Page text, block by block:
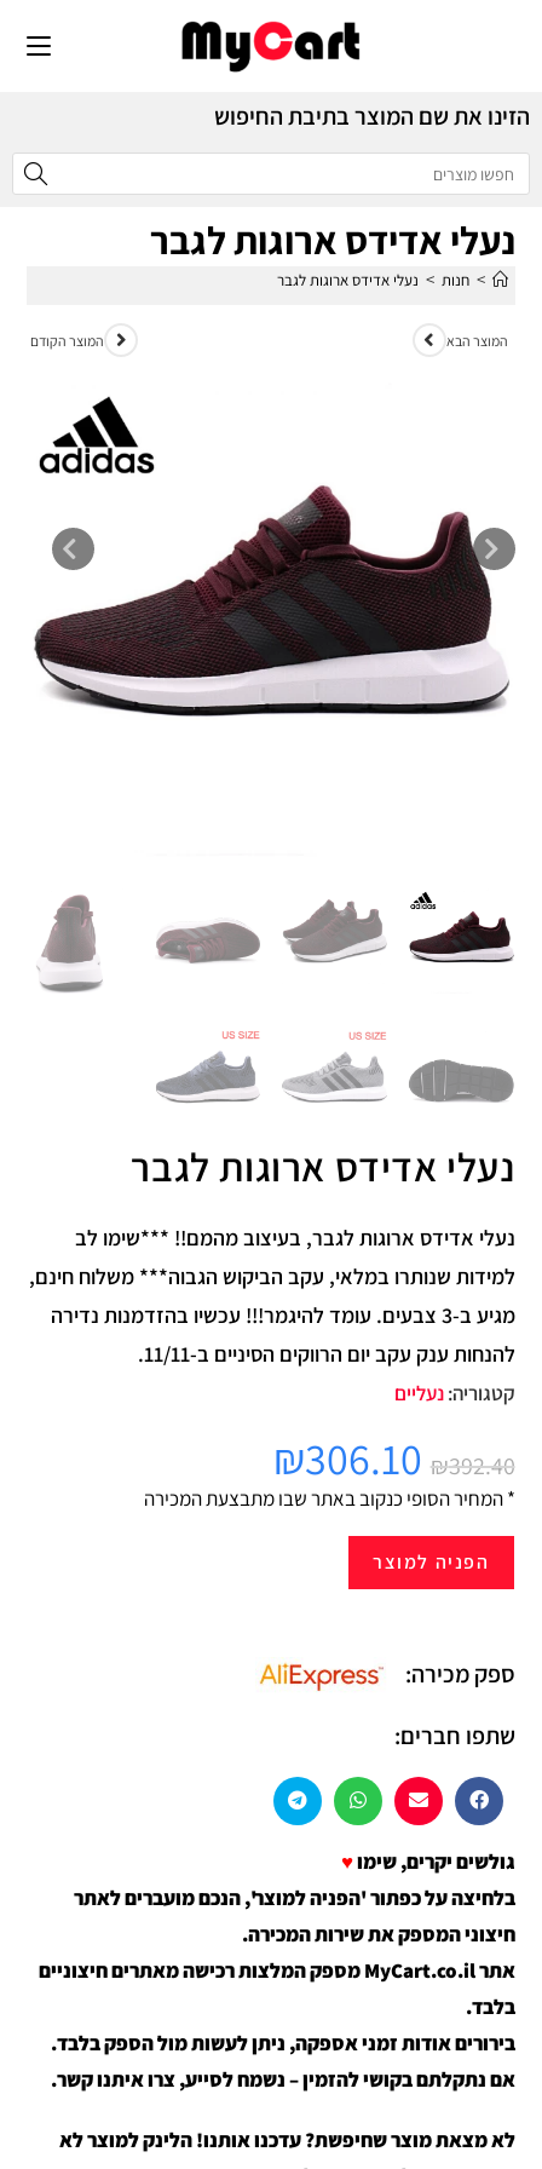
הזינו את שם המוצר בתיבת החיפוש
נעלי אדידס ארוגות לגבר
> חנות > נעלי אדידס ארוגות לגבר
המוצר הקודם המוצר הבא
נעלי אדידס ארוגות לגבר
נעלי אדידס ארוגות לגבר, בעיצוב מהמם!! ***שימו לב
למידות שנותרו במלאי, עקב הביקוש הגבוה*** משלוח חינם,
מגיע ב-3 צבעים. עומד להיגמר!!! עכשיו בהזדמנות נדירה
להנחות ענק עקב יום הרווקים הסיניים ב-11/11.
קטגוריה:נעליים
₪392.40
₪306.10
* המחיר הסופי כנקוב באתר שבו מתבצעת המכירה
הפניה למוצר
ספק מכירה:
שתפו חברים:
גולשים יקרים, שימו♥
בלחיצה על כפתור 'הפניה למוצר', הנכם מועברים לאתר
חיצוני המספק את שירות המכירה.
אתר MyCart.co.il מספק המלצות רכישה מאתרים חיצוניים
בלבד.
בירורים אודות זמני אספקה, ניתן לעשות מול הספק בלבד.
אם נתקלתם בקושי להזמין – נשמח לסייע, צרו איתנו קשר.
לא מצאת מוצר שחיפשת? עדכנו אותנו! הלינק למוצר לא